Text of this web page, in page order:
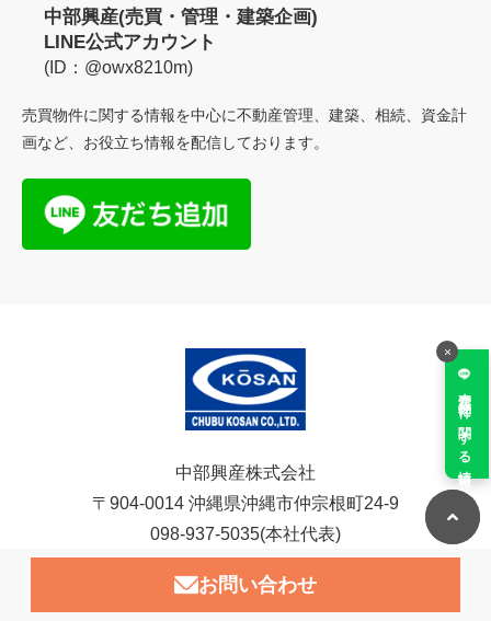
お問い合わせ
中部興産(売買・管理・建築企画)
LINE公式アカウント
(ID：@owx8210m)
売買物件に関する情報を中心に不動産管理、建築、相続、資金計
画など、 お役立ち情報を配信しております。
お問い合わせ
中部興産株式会社
〒904-0014 沖縄県沖縄市仲宗根町24-9
098-937-5035(本社代表)
アクセス
×
売買物件に関する情報